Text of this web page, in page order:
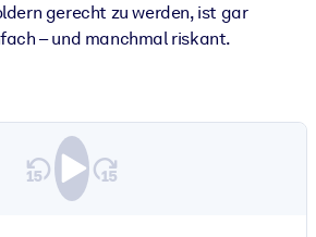
optimieren.gerecht zu werden, ist gar
– und manchmal riskant.